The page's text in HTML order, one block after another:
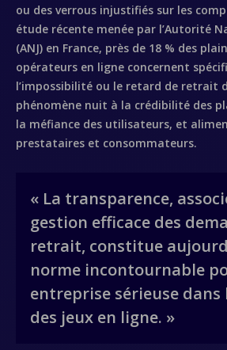
ou des verrous injustifiés sur les
étude récente menée par l’Autorité
(ANJ) en France, près de 18 % des
opérateurs en ligne concernent
l’impossibilité ou le retard de retrait
phénomène nuit à la crédibilité des
la méfiance des utilisateurs, et
prestataires et consommateurs.
« La transparence,
gestion efficace des
retrait, constitue
norme incontournable
entreprise sérieuse dans
des jeux en ligne. »